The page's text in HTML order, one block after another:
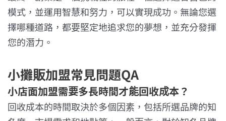
模式，並運用智慧和努力，可以實現成功。無論您選
擇哪種道路，都要堅定地追求您的夢想，並充分發揮
您的潛力。
小攤販加盟常見問題QA
小店面加盟需要多長時間才能回收成本？
回收成本的時間取決於多個因素，包括所選品牌的知